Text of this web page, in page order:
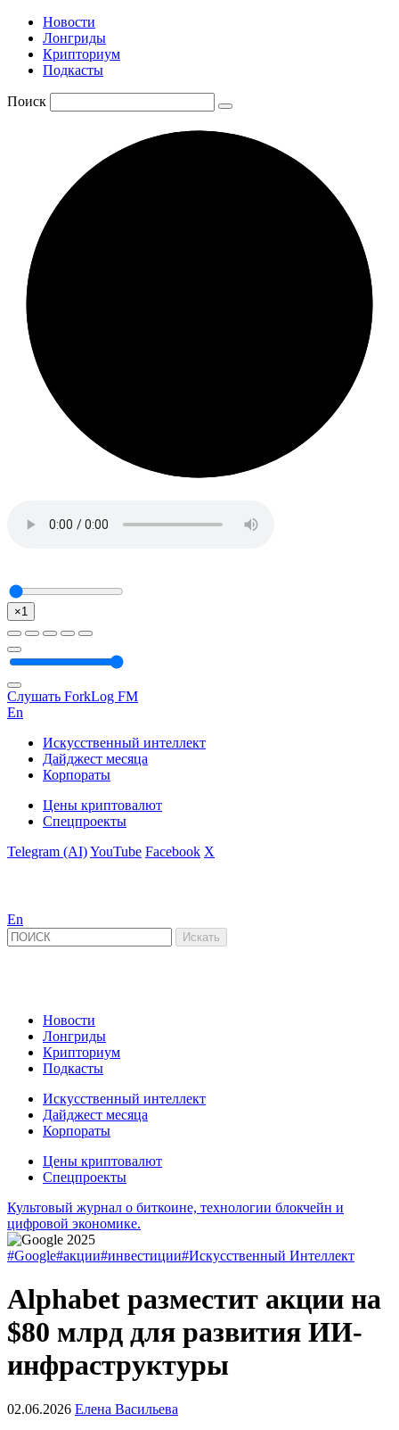
Новости
Лонгриды
Крипториум
Подкасты
Поиск
×1
Слушать ForkLog FM
En
Искусственный интеллект
Дайджест месяца
Корпораты
Цены криптовалют
Спецпроекты
Telegram (AI)YouTube Facebook X
En
Новости
Лонгриды
Крипториум
Подкасты
Искусственный интеллект
Дайджест месяца
Корпораты
Цены криптовалют
Спецпроекты
Культовый журнал о биткоине, технологии блокчейн и
цифровой экономике.
#Google#акции#инвестиции#Искусственный Интеллект
Alphabet разместит акции на
$80 млрд для развития ИИ-
инфраструктуры
02.06.2026 Елена Васильева